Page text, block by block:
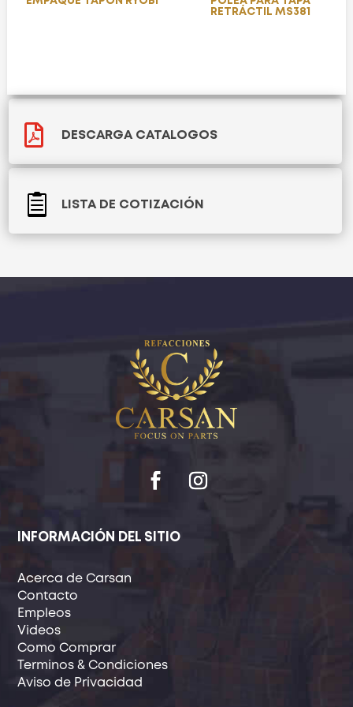
RETRÁCTIL MS381
 DESCARGA CATALOGOS
 LISTA DE COTIZACIÓN
INFORMACIÓN DEL SITIO
Acerca de Carsan
Contacto
Empleos
Videos
Como Comprar
Terminos & Condiciones
Aviso de Privacidad